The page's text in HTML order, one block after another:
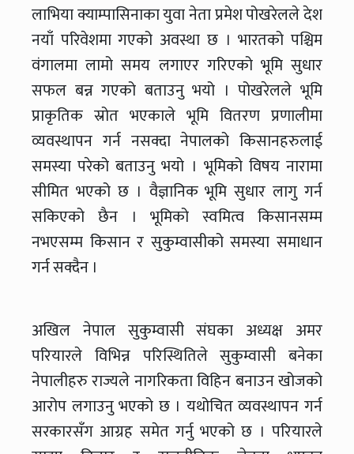
लाभिया क्याम्पासिनाका युवा नेता प्रमेश पोखरेलले देश
नयाँ परिवेशमा गएको अवस्था छ । भारतको पश्चिम
वंगालमा लामो समय लगाएर गरिएको भूमि सुधार
सफल बन्न गएको बताउनु भयो । पोखरेलले भूमि
प्राकृतिक स्रोत भएकाले भूमि वितरण प्रणालीमा
व्यवस्थापन गर्न नसक्दा नेपालको किसानहरुलाई
समस्या परेको बताउनु भयो । भूमिको विषय नारामा
सीमित भएको छ । वैज्ञानिक भूमि सुधार लागु गर्न
सकिएको छैन । भूमिको स्वमित्व किसानसम्म
नभएसम्म किसान र सुकुम्वासीको समस्या समाधान
गर्न सक्दैन ।
अखिल नेपाल सुकुम्वासी संघका अध्यक्ष अमर
परियारले विभिन्न परिस्थितिले सुकुम्वासी बनेका
नेपालीहरु राज्यले नागरिकता विहिन बनाउन खोजको
आरोप लगाउनु भएको छ । यथोचित व्यवस्थापन गर्न
सरकारसँग आग्रह समेत गर्नु भएको छ । परियारले